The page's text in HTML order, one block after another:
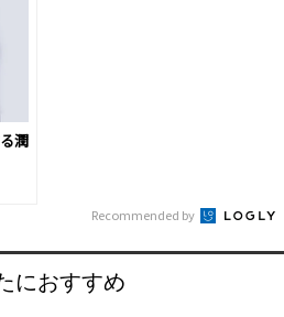
潤
Recommended by
におすすめ